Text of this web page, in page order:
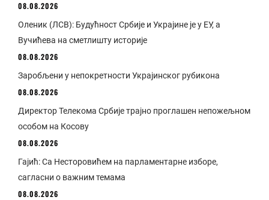
08.08.2026
Оленик (ЛСВ): Будућност Србије и Украјине је у ЕУ, а
Вучићева на сметлишту историје
08.08.2026
Заробљени у непокретности Украјинског рубикона
08.08.2026
Директор Телекома Србије трајно проглашен непожељном
особом на Косову
08.08.2026
Гајић: Са Несторовићем на парламентарне изборе,
сагласни о важним темама
08.08.2026